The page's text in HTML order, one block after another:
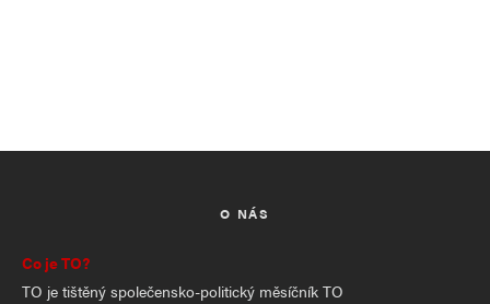
O NÁS
Co je TO?
TO je tištěný společensko-politický měsíčník TO